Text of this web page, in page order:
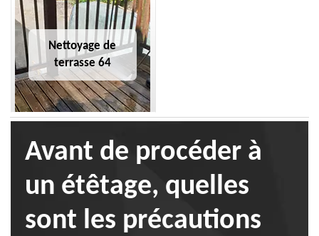
Nettoyage de
terrasse 64
Avant de procéder à
un étêtage, quelles
sont les précautions